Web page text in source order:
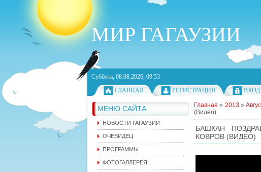
МИР ГАГАУЗИИ
Суббота, 08.08.2026, 09:53
ГЛАВНАЯ
РЕГИСТРАЦИЯ ВХОД
МЕНЮ САЙТА
НОВОСТИ ГАГАУЗИИ
ОЧЕВИДЕЦ
ПРОГРАММЫ
ФОТОГАЛЛЕРЕЯ
Главная » 2013 »
(Видео)
БАШКАН
КОВРОВ (ВИДЕО)